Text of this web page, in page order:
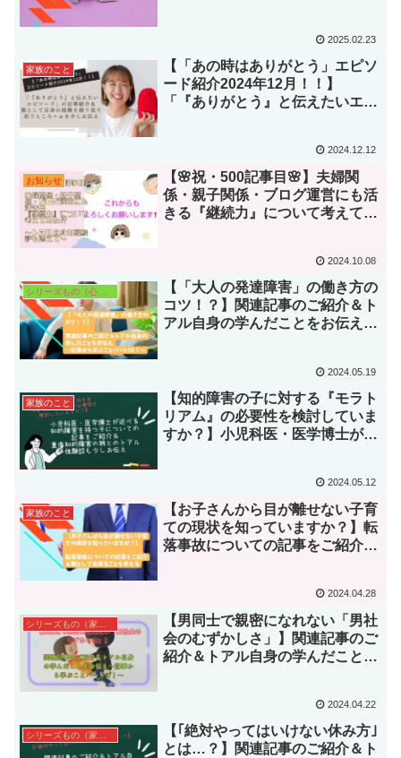
2025.02.23
家族のこと
【「あの時はありがとう」エピソ
ード紹介2024年12月！！】
「『ありがとう』と伝えたいエピ
2024.12.12
お知らせ
【🌸祝・500記事目🌸】夫婦関
係・親子関係・ブログ運営にも活
きる『継続力』について考えてみ
2024.10.08
シリーズもの（心身カテゴリー内）
【「大人の発達障害」の働き方の
コツ！？】関連記事のご紹介＆ト
アル自身の学んだことをお伝え～
2024.05.19
家族のこと
【知的障害の子に対する『モラト
リアム』の必要性を検討していま
すか？】小児科医・医学博士が述
とのトアル体験談も少しお伝え📝
2024.05.12
家族のこと
【お子さんから目が離せない子育
ての現状を知っていますか？】転
落事故についての記事をご紹介＆
2024.04.28
シリーズもの（家族カテゴリー内）
【男同士で親密になれない「男社
会のむずかしさ」】関連記事のご
紹介＆トアル自身の学んだことを
2024.04.22
シリーズもの（家族カテゴリー内）
【｢絶対やってはいけない休み方｣
とは…？】関連記事のご紹介＆ト